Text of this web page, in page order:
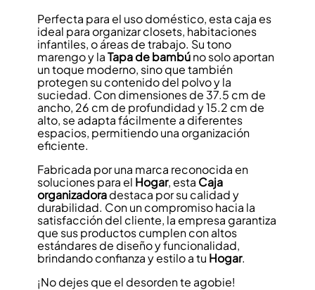
Perfecta para el uso doméstico, esta caja es
ideal para organizar closets, habitaciones
infantiles, o áreas de trabajo. Su tono
marengo y laTapa de bambúno solo aportan
un toque moderno, sino que también
protegen su contenido del polvo y la
suciedad. Con dimensiones de 37.5 cm de
ancho, 26 cm de profundidad y 15.2 cm de
alto, se adapta fácilmente a diferentes
espacios, permitiendo una organización
eficiente.
Fabricada por una marca reconocida en
soluciones para el Hogar, esta Caja
organizadoradestaca por su calidad y
durabilidad. Con un compromiso hacia la
satisfacción del cliente, la empresa garantiza
que sus productos cumplen con altos
estándares de diseño y funcionalidad,
brindando confianza y estilo a tu Hogar.
¡No dejes que el desorden te agobie!